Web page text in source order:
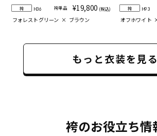
袴 H36 袴単品 ¥19,800 (税込)
フォレストグリーン × ブラウン
袴 H93
オフホワイト
もっと衣装を見る
袴のお役立ち情